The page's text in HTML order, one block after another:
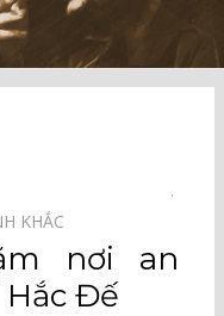
KHẮC⠀
nơi an
Hắc Đế